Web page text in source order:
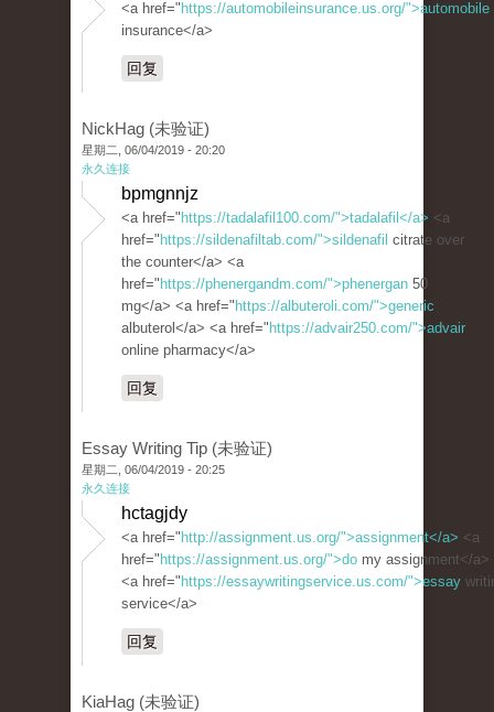
<a href=" https://automobileinsurance.us.org/">automobile
insurance</a>
回复
NickHag (未验证)
星期二, 06/04/2019 - 20:20
永久连接
bpmgnnjz
<a href=" https://tadalafil100.com/">tadalafil</a> <a
href=" https://sildenafiltab.com/">sildenafil citrate over
the counter</a> <a
href=" https://phenergandm.com/">phenergan 50
mg</a> <a href=" https://albuteroli.com/">generic
albuterol</a> <a href=" https://advair250.com/">advair
online pharmacy</a>
回复
Essay Writing Tip (未验证)
星期二, 06/04/2019 - 20:25
永久连接
hctagjdy
<a href=" http://assignment.us.org/">assignment</a> <a
href=" https://assignment.us.org/">do my assignment</a>
<a href=" https://essaywritingservice.us.com/">essay
service</a>
回复
KiaHag (未验证)